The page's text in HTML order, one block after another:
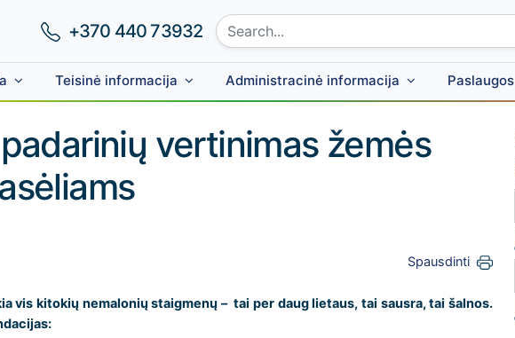
Phone number:
+370 440 73932 Search site:
Teisinė informacija Administracinė informacija Paslaugos
vertinimas žemės
Spausdinti
vis kitokių nemalonių staigmenų – tai per daug lietaus, tai sausra, tai šalnos.